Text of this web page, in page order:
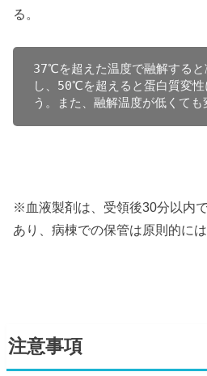
る。
37℃を超えた温度で融解する
し、50℃を超えると蛋白質変性
う。また、融解温度が低くても
※血液製剤は、受領後30分以内
あり、病棟での保管は原則的には
注意事項